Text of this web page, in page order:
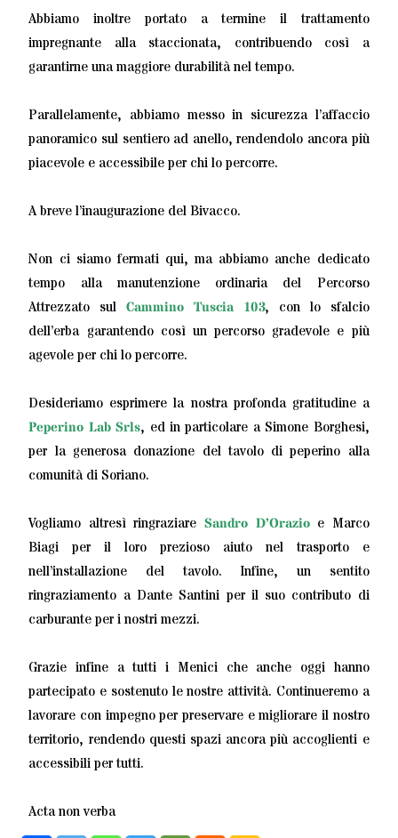
Abbiamo inoltre portato a termine il trattamento
impregnante alla staccionata, contribuendo così a
garantirne una maggiore durabilità nel tempo.
Parallelamente, abbiamo messo in sicurezza l’affaccio
panoramico sul sentiero ad anello, rendendolo ancora più
piacevole e accessibile per chi lo percorre.
A breve l’inaugurazione del Bivacco.
Non ci siamo fermati qui, ma abbiamo anche dedicato
tempo alla manutenzione ordinaria del Percorso
Attrezzato sulCammino Tuscia 103, con lo sfalcio
dell’erba garantendo così un percorso gradevole e più
agevole per chi lo percorre.
Desideriamo esprimere la nostra profonda gratitudine a
Peperino Lab Srls, ed in particolare a Simone Borghesi,
per la generosa donazione del tavolo di peperino alla
comunità di Soriano.
Vogliamo altresì ringraziare Sandro D’Orazioe Marco
Biagi per il loro prezioso aiuto nel trasporto e
nell’installazione del tavolo. Infine, un sentito
ringraziamento a Dante Santini per il suo contributo di
carburante per i nostri mezzi.
Grazie infine a tutti i Menici che anche oggi hanno
partecipato e sostenuto le nostre attività. Continueremo a
lavorare con impegno per preservare e migliorare il nostro
territorio, rendendo questi spazi ancora più accoglienti e
accessibili per tutti.
Acta non verba